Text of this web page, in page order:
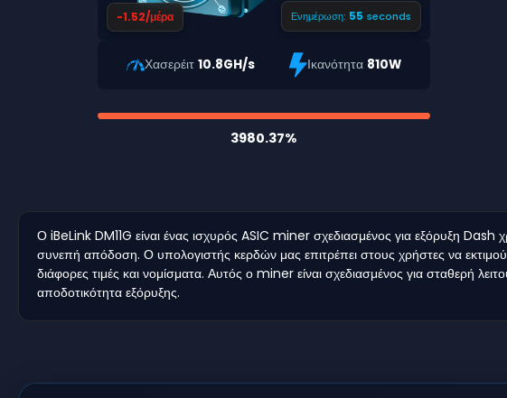
-1.52/μέρα Ενημέρωση: 54 seconds
Χασερέιτ 10.8GH/s Ικανότητα 810W
3980.37%
Ο iBeLink DM11G είναι ένας ισχυρός ASIC miner σχεδιασμένος για εξόρυξη
συνεπή απόδοση. Ο υπολογιστής κερδών μας επιτρέπει στους χρήστες να
διάφορες τιμές και νομίσματα. Αυτός ο miner είναι σχεδιασμένος για σταθερή
αποδοτικότητα εξόρυξης.